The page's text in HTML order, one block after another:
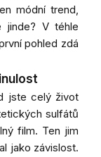
módní trend,
jinde? V téhle
pohled zdá
jste celý život
sulfátů
film. Ten jim
jako závislost.